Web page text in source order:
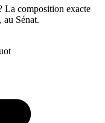
La composition exacte
au Sénat.